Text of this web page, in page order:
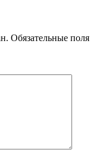
Обязательные поля